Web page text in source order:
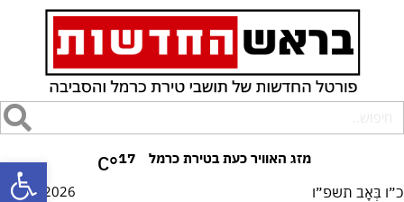
פתח 17
°C
כ״ו בְּאָב תשפ״ו 09/08/2026